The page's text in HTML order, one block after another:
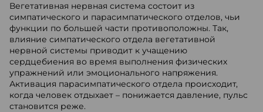
Вегетативная нервная система состоит из
симпатического и парасимпатического отделов, чьи
функции по большей части противоположны. Так,
влияние симпатического отдела вегетативной
нервной системы приводит к учащению
сердцебиения во время выполнения физических
упражнений или эмоционального напряжения.
Активация парасимпатического отдела происходит,
когда человек отдыхает – понижается давление, пульс
становится реже.